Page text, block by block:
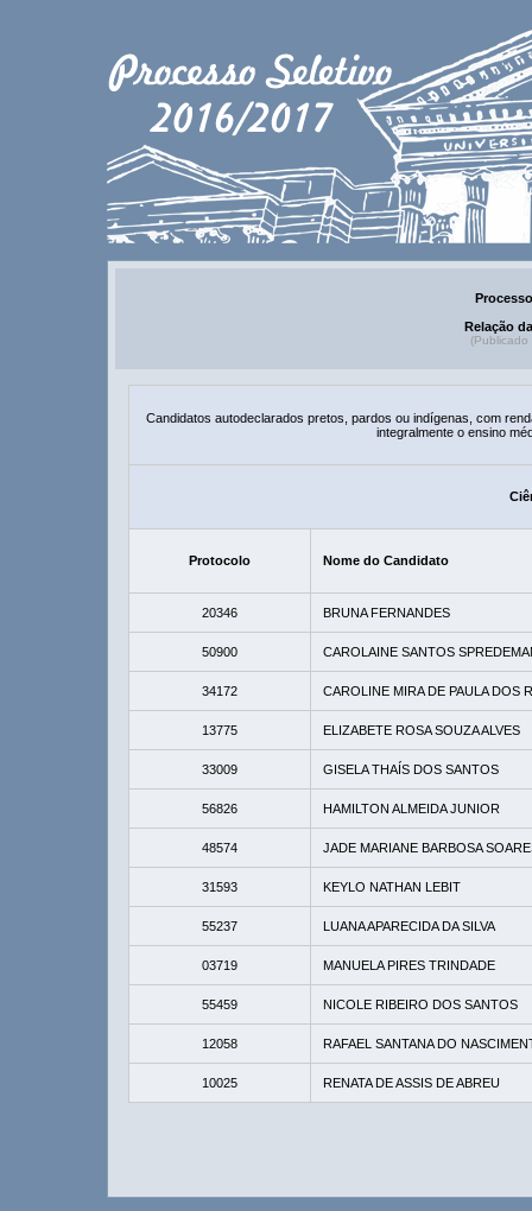
Relação
(Publicado
Candidatos autodeclarados pretos, pardos ou indígenas, com
integralmente o ensino
Protocolo Nome do Candidato
20346 BRUNA FERNANDES
50900 CAROLAINE SANTOS
34172 CAROLINE MIRA DE PAULA DOS
13775 ELIZABETE ROSA SOUZA ALVES
33009 GISELA THAÍS DOS SANTOS
56826 HAMILTON ALMEIDA JUNIOR
48574 JADE MARIANE BARBOSA
31593 KEYLO NATHAN LEBIT
55237 LUANA APARECIDA DA SILVA
03719 MANUELA PIRES TRINDADE
55459 NICOLE RIBEIRO DOS SANTOS
12058 RAFAEL SANTANA DO
10025 RENATA DE ASSIS DE ABREU